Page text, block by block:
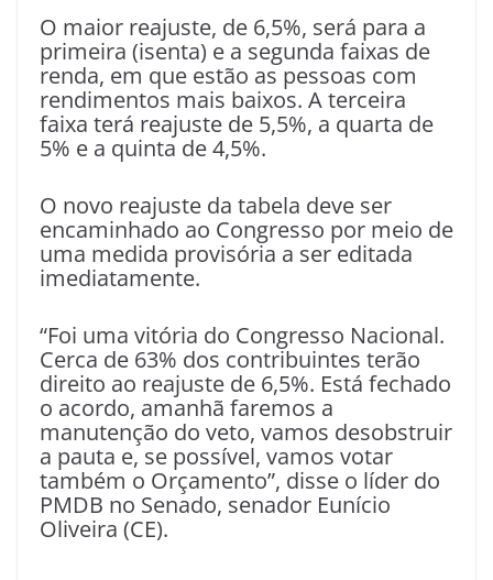
O maior reajuste, de 6,5%, será para a
primeira (isenta) e a segunda faixas de
renda, em que estão as pessoas com
rendimentos mais baixos. A terceira
faixa terá reajuste de 5,5%, a quarta de
5% e a quinta de 4,5%.
O novo reajuste da tabela deve ser
encaminhado ao Congresso por meio de
uma medida provisória a ser editada
imediatamente.
“Foi uma vitória do Congresso Nacional.
Cerca de 63% dos contribuintes terão
direito ao reajuste de 6,5%. Está fechado
o acordo, amanhã faremos a
manutenção do veto, vamos desobstruir
a pauta e, se possível, vamos votar
também o Orçamento”, disse o líder do
PMDB no Senado, senador Eunício
Oliveira (CE).